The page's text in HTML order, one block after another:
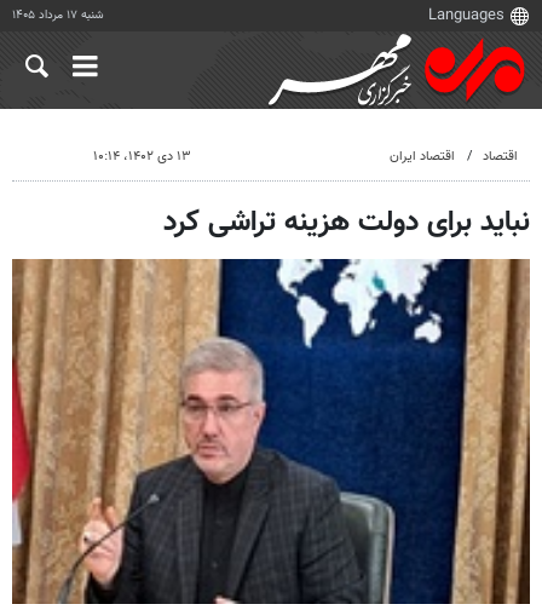
شنبه ۱۷ مرداد ۱۴۰۵
اقتصاد اقتصاد ایران ۱۳ دی ۱۴۰۲، ۱۰:۱۴
نباید برای دولت هزینه تراشی کرد